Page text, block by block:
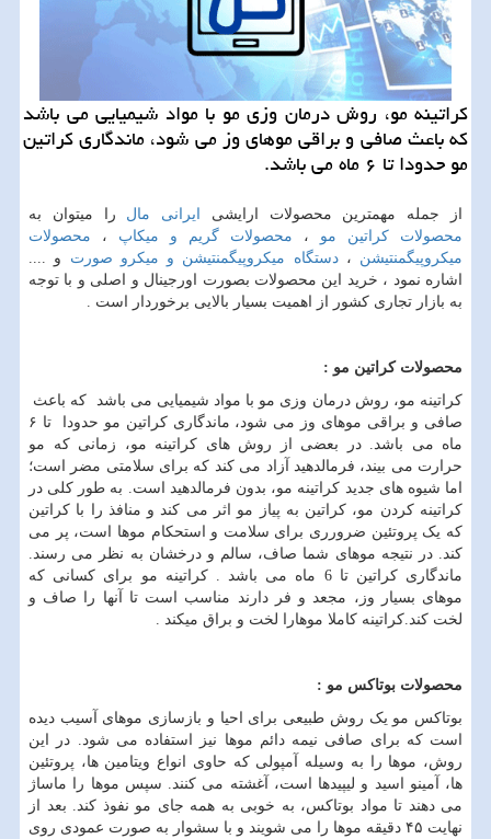
كراتینه مو، روش درمان وزی مو با مواد شیمیایی می باشد
كه باعث صافی و براقی موهای وز می شود، ماندگاری كراتین
مو حدودا تا ۶ ماه می باشد.
از جمله مهمترین محصولات ارایشی ایرانی مال را میتوان به
محصولات کراتین مو ، محصولات گریم و میکاپ ، محصولات
میکروپیگمنتیشن ،دستگاه میکروپیگمنتیشن و میکرو صورت و ....
اشاره نمود ، خرید این محصولات بصورت اورجینال و اصلی و با توجه
به بازار تجاری کشور از اهمیت بسیار بالایی برخوردار است .
محصولات کراتین مو :
کراتینه مو، روش درمان وزی مو با مواد شیمیایی می باشد که باعث
صافی و براقی موهای وز می شود، ماندگاری کراتین مو حدودا تا ۶
ماه می باشد. در بعضی از روش های کراتینه مو، زمانی که مو
حرارت می بیند، فرمالدهید آزاد می کند که برای سلامتی مضر است؛
اما شیوه های جدید کراتینه مو، بدون فرمالدهید است. به طور کلی در
کراتینه کردن مو، کراتین به پیاز مو اثر می کند و منافذ را با کراتین
که یک پروتئین ضرورری برای سلامت و استحکام موها است، پر می
کند. در نتیجه موهای شما صاف، سالم و درخشان به نظر می رسند.
ماندگاری کراتین تا 6 ماه می باشد . کراتینه مو برای کسانی که
موهای بسیار وز، مجعد و فر دارند مناسب است تا آنها را صاف و
لخت کند.کراتینه کاملا موهارا لخت و براق میکند .
محصولات بوتاکس مو :
بوتاکس مو یک روش طبیعی برای احیا و بازسازی موهای آسیب دیده
است که برای صافی نیمه دائم موها نیز استفاده می شود. در این
روش، موها را به وسیله آمپولی که حاوی انواع ویتامین ها، پروتئین
ها، آمینو اسید و لیپیدها است، آغشته می کنند. سپس موها را ماساژ
می دهند تا مواد بوتاکس، به خوبی به همه جای مو نفوذ کند. بعد از
نهایت ۴۵ دقیقه موها را می شویند و با سشوار به صورت عمودی روی